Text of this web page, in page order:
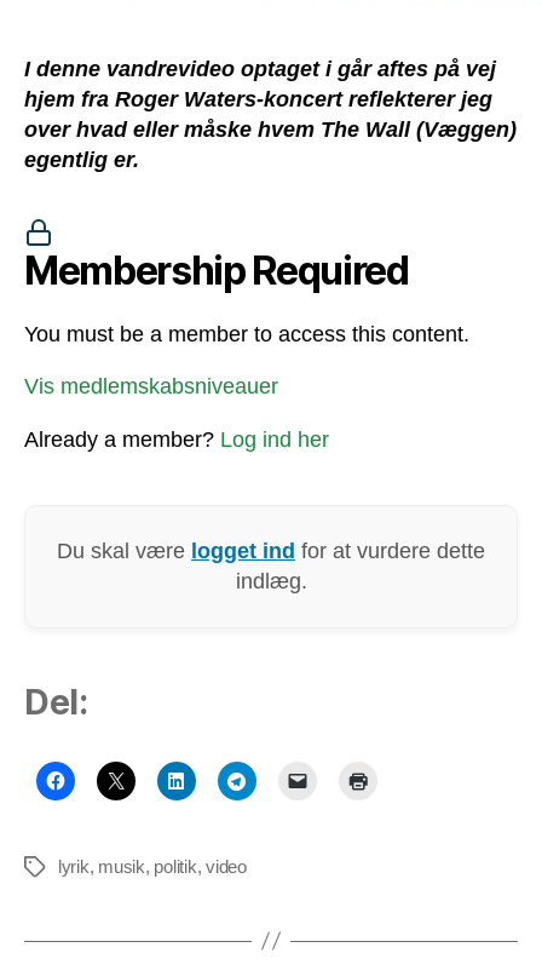
I denne vandrevideo optaget i går aftes på vej
hjem fra Roger Waters-koncert reflekterer jeg
over hvad eller måske hvem The Wall (Væggen)
egentlig er.
Membership Required
You must be a member to access this content.
Vis medlemskabsniveauer
Already a member? Log ind her
Du skal være logget ind for at vurdere dette
indlæg.
Del:
Tags lyrik, musik, politik,video